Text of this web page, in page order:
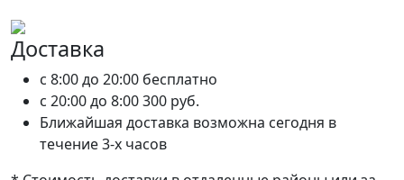
Доставка
c 8:00 до 20:00 бесплатно
c 20:00 до 8:00300 руб.
Ближайшая доставка возможна сегодня в
течение 3-х часов